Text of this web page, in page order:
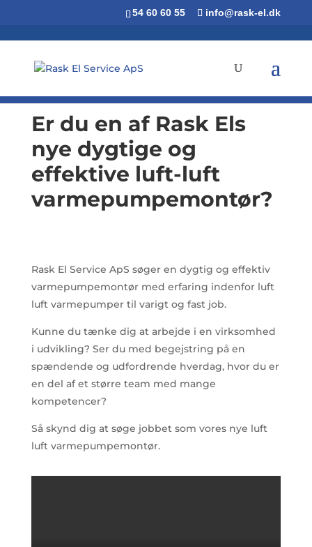
54 60 60 55 info@rask-el.dk
Er du en af Rask Els
nye dygtige og
effektive luft-luft
varmepumpemontør?
Rask El Service ApS søger en dygtig og effektiv
varmepumpemontør med erfaring indenfor luft
luft varmepumper til varigt og fast job.
Kunne du tænke dig at arbejde i en virksomhed
i udvikling? Ser du med begejstring på en
spændende og udfordrende hverdag, hvor du er
en del af et større team med mange
kompetencer?
Så skynd dig at søge jobbet som vores nye luft
luft varmepumpemontør.